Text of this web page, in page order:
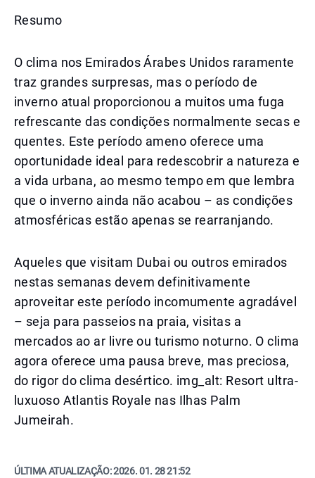
Resumo
O clima nos Emirados Árabes Unidos raramente
traz grandes surpresas, mas o período de
inverno atual proporcionou a muitos uma fuga
refrescante das condições normalmente secas e
quentes. Este período ameno oferece uma
oportunidade ideal para redescobrir a natureza e
a vida urbana, ao mesmo tempo em que lembra
que o inverno ainda não acabou – as condições
atmosféricas estão apenas se rearranjando.
Aqueles que visitam Dubai ou outros emirados
nestas semanas devem definitivamente
aproveitar este período incomumente agradável
– seja para passeios na praia, visitas a
mercados ao ar livre ou turismo noturno. O clima
agora oferece uma pausa breve, mas preciosa,
do rigor do clima desértico. img_alt: Resort ultra-
luxuoso Atlantis Royale nas Ilhas Palm
Jumeirah.
ÚLTIMA ATUALIZAÇÃO:2026. 01. 28 21:52